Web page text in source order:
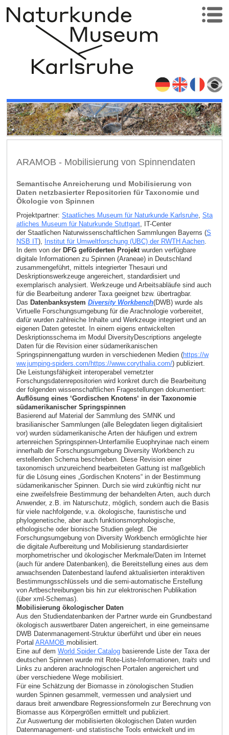
ARAMOB - Mobilisierung von Spinnendaten
Semantische Anreicherung und Mobilisierung von
Daten netzbasierter Repositorien für Taxonomie und
Ökologie von Spinnen
Projektpartner: Staatliches Museum für Naturkunde Karlsruhe, Sta
atliches Museum für Naturkunde Stuttgart, IT-Center
der Staatlichen Naturwissenschaftlichen Sammlungen Bayerns (S
NSB IT), Institut für Umweltforschung (UBC) der RWTH Aachen.
In dem von der DFG geförderten Projektwurden verfügbare
digitale Informationen zu Spinnen (Araneae) in Deutschland
zusammen­geführt, mittels integrierter Thesauri und
Deskriptionswerkzeuge angereichert, standardisiert und
exemplarisch analysiert. Werkzeuge und Arbeitsabläufe sind auch
für die Bearbeitung anderer Taxa geeignet bzw. übertragbar.
Das Datenbanksystem Diversity Workbench(DWB) wurde als
Virtuelle Forschungsumgebung für die Arachnologie vorbereitet,
dafür wurden zahlreiche Inhalte und Werkzeuge integriert und an
eigenen Daten getestet. In einem eigens entwickelten
Deskriptionsschema im Modul DiversityDescriptions angelegte
Daten für die Revision einer südamerikanischen
Springspinnengattung wurden in verschiedenen Medien (https://w
ww.jumping-spiders.com/https://www.corythalia.com/) publiziert.
Die Leistungsfähigkeit interoperabel vernetzter
Forschungsdatenrepositorien wird konkret durch die Bearbeitung
der folgenden wissenschaftlichen Fragestellungen dokumentiert:
Auflösung eines ‘Gordischen Knotens‘ in der Taxonomie
südamerikanischer Springspinnen
Basierend auf Material der Sammlung des SMNK und
brasilianischer Sammlungen (alle Belegdaten liegen digitalisiert
vor) wurden südamerikanische Arten der häufigen und extrem
artenreichen Springspinnen-Unterfamilie Euophryinae nach einem
innerhalb der Forschungsumgebung Diversity Workbench zu
erstellenden Schema beschrieben. Diese Revision einer
taxonomisch unzureichend bearbeiteten Gattung ist maßgeblich
für die Lösung eines „Gordischen Knotens“ in der Bestimmung
südamerikanischer Spinnen. Durch sie wird zukünftig nicht nur
eine zweifelsfreie Bestimmung der behandelten Arten, auch durch
Anwender, z.B. im Naturschutz, möglich, sondern auch die Basis
für viele nachfolgende, v.a. ökologische, faunistische und
phylogenetische, aber auch funktionsmorphologische,
ethologische oder bionische Studien gelegt. Die
Forschungsumgebung von Diversity Workbench ermöglichte hier
die digitale Aufbereitung und Mobilisierung standardisierter
morphometrischer und ökologischer Merkmale/Daten im Internet
(auch für andere Datenbanken), die Bereitstellung eines aus dem
anwachsenden Datenbestand laufend aktualisierten interaktiven
Bestimmungsschlüssels und die semi-automatische Erstellung
von Artbeschreibungen bis hin zur elektronischen Publikation
(über xml-Schemas).
Mobilisierung ökologischer Daten
Aus den Studiendatenbanken der Partner wurde ein Grundbestand
ökologisch auswertbarer Daten ange­reichert, in eine gemeinsame
DWB Datenmanagement-Struktur überführt und über ein neues
Portal ARAMOB mobilisiert.
Eine auf dem World Spider Catalogbasierende Liste der Taxa der
deutschen Spinnen wurde mit Rote-Liste-Informationen, traits und
Links zu anderen arachnologischen Portalen angereichert und
über verschiedene Wege mobili­siert.
Für eine Schätzung der Biomasse in zönologischen Studien
wurden Spinnen gesammelt, vermessen und analysiert und
daraus breit anwendbare Regressionsformeln zur Berechnung von
Biomasse aus Körpergrößen ermittelt und publiziert.
Zur Auswertung der mobilisierten ökologischen Daten wurden
Datenmanagement- und statistische Tools entwickelt und im